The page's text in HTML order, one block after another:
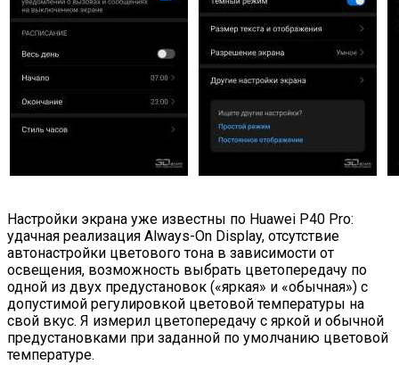
Настройки экрана уже известны по Huawei P40 Pro:
удачная реализация Always-On Display, отсутствие
автонастройки цветового тона в зависимости от
освещения, возможность выбрать цветопередачу по
одной из двух предустановок («яркая» и «обычная») с
допустимой регулировкой цветовой температуры на
свой вкус. Я измерил цветопередачу с яркой и обычной
предустановками при заданной по умолчанию цветовой
температуре.